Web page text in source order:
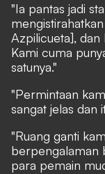
"Ia pantas jadi
Azpilicueta], dan
Kami cuma
satunya."
"Permintaan
sangat jelas dan
"Ruang ganti
berpengalaman
para pemain